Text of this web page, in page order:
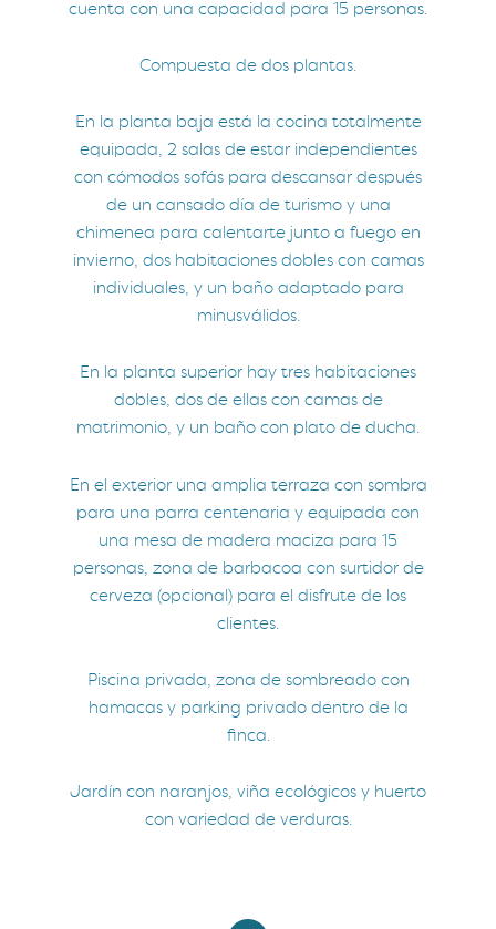
cuenta con una capacidad para 15 personas.
Compuesta de dos plantas.
En la planta baja está la cocina totalmente
equipada, 2 salas de estar independientes
con cómodos sofás para descansar después
de un cansado día de turismo y una
chimenea para calentarte junto a fuego en
invierno, dos habitaciones dobles con camas
individuales, y un baño adaptado para
minusválidos.
En la planta superior hay tres habitaciones
dobles, dos de ellas con camas de
matrimonio, y un baño con plato de ducha.
En el exterior una amplia terraza con sombra
para una parra centenaria y equipada con
una mesa de madera maciza para 15
personas, zona de barbacoa con surtidor de
cerveza (opcional) para el disfrute de los
clientes.
Piscina privada, zona de sombreado con
hamacas y parking privado dentro de la
finca.
Jardín con naranjos, viña ecológicos y huerto
con variedad de verduras.